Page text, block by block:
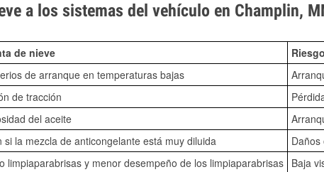
a los sistemas del vehículo en Champlin,
de nieve
de arranque en temperaturas bajas
de tracción
del aceite
si la mezcla de anticongelante está muy diluida
limpiaparabrisas y menor desempeño de los limpiaparabrisas Baja